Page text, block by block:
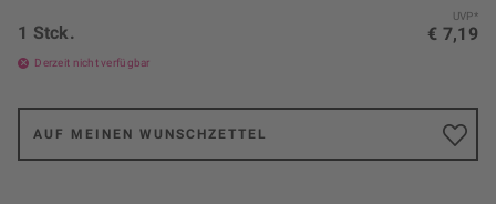
UVP*
€ 7,19
1 Stck.
Derzeit nicht verfügbar
AUF MEINEN WUNSCHZETTEL